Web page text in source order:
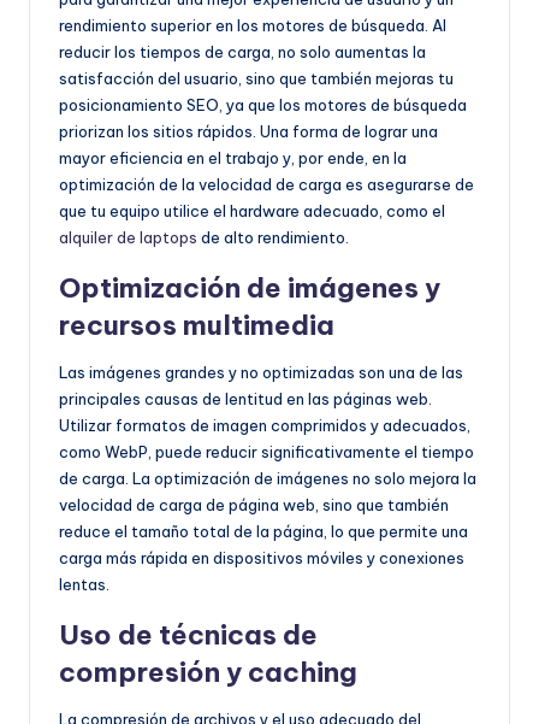
rendimiento superior en los motores de búsqueda. Al
reducir los tiempos de carga, no solo aumentas la
satisfacción del usuario, sino que también mejoras tu
posicionamiento SEO, ya que los motores de búsqueda
priorizan los sitios rápidos. Una forma de lograr una
mayor eficiencia en el trabajo y, por ende, en la
optimización de la velocidad de carga es asegurarse de
que tu equipo utilice el hardware adecuado, como el
alquiler de laptops de alto rendimiento.
Optimización de imágenes y
recursos multimedia
Las imágenes grandes y no optimizadas son una de las
principales causas de lentitud en las páginas web.
Utilizar formatos de imagen comprimidos y adecuados,
como WebP, puede reducir significativamente el tiempo
de carga. La optimización de imágenes no solo mejora la
velocidad de carga de página web, sino que también
reduce el tamaño total de la página, lo que permite una
carga más rápida en dispositivos móviles y conexiones
lentas.
Uso de técnicas de
compresión y caching
La compresión de archivos y el uso adecuado del